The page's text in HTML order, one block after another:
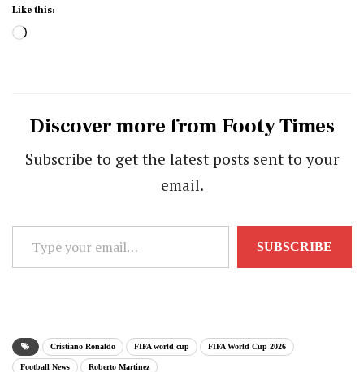
Like this:
Loading…
Discover more from Footy Times
Subscribe to get the latest posts sent to your
email.
your
SUBSCRIBE
Cristiano Ronaldo FIFA world cup FIFA World Cup 2026
Football News Roberto Martinez